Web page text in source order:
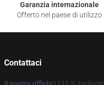
Garanzia internazionale
Offerto nel paese di utilizzo
Contattaci